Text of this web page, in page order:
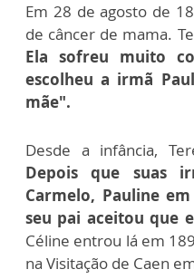
Em 28 de agosto de
de câncer de mama.
Ela sofreu muito
escolheu a irmã
mãe".
Desde a infância,
Depois que suas
Carmelo, Pauline
seu pai aceitou que
Céline entrou lá em
na Visitação de Caen